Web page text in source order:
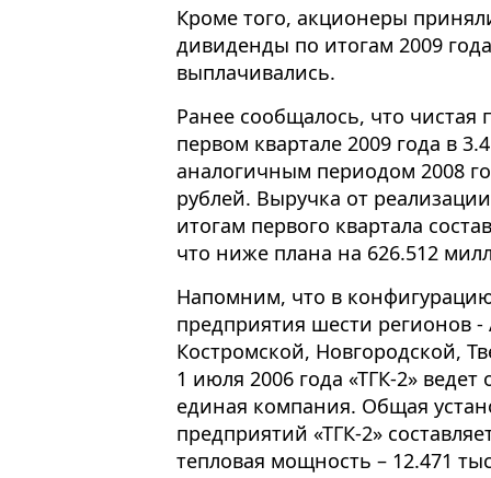
Кроме того, акционеры
дивиденды по итогам 2009
выплачивались.
Ранее сообщалось, что
первом квартале 2009 года в
аналогичным периодом 2008
рублей. Выручка от
итогам первого квартала
что ниже плана на 626.512
Напомним, что в
предприятия шести регионов
Костромской, Новгородской,
1 июля 2006 года «ТГК-2»
единая компания. Общая
предприятий «ТГК-2»
тепловая мощность – 12.471